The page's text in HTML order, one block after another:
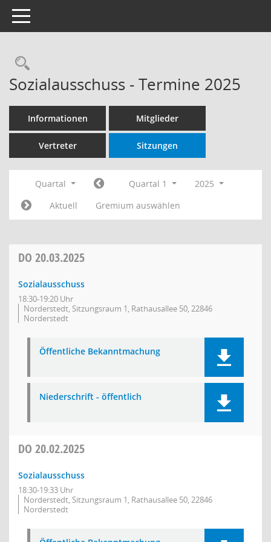
Toggle navigation
Rechercheauswahl
Sozialausschuss - Termine 2025
Informationen Mitglieder
Vertreter Sitzungen
Quartal Quartal 1
2025
Aktuell
Gremium auswählen
DO 20.03.2025
Sozialausschuss
18:30-19:20 Uhr
Norderstedt, Sitzungsraum 1, Rathausallee 50, 22846
Norderstedt
Öffentliche Bekanntmachung
Niederschrift - öffentlich
DO 20.02.2025
Sozialausschuss
18:30-19:33 Uhr
Norderstedt, Sitzungsraum 1, Rathausallee 50, 22846
Norderstedt